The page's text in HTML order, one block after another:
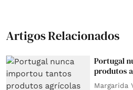
Artigos Relacionados
Portugal
produtos
Margarida